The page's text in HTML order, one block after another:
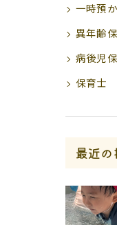
一時預
異年齢
病後児
保育士
最近の